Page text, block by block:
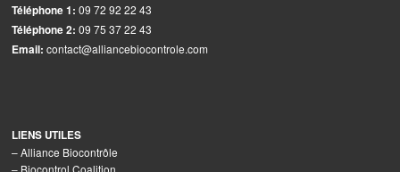
Téléphone 1: 09 72 92 22 43
Téléphone 2: 09 75 37 22 43
Email: contact@alliancebiocontrole.com
LIENS UTILES
–Alliance Biocontrôle
– Biocontrol Coalition